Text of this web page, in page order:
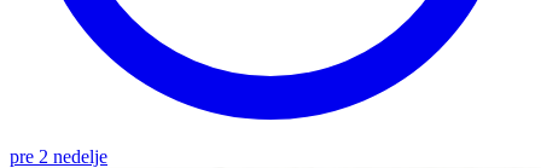
pre 2 nedelje